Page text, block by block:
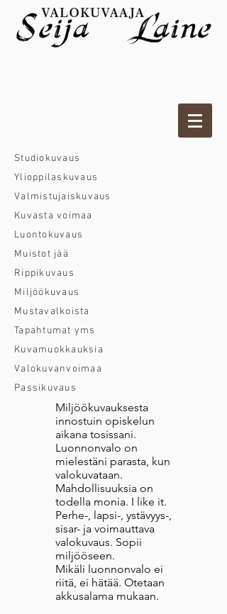
Studiokuvaus
Ylioppilaskuvaus
Valmistujaiskuvaus
Kuvasta voimaa
Luontokuvaus
Muistot jää
Rippikuvaus
Miljöökuvaus
Mustavalkoista
Tapahtumat yms
Kuvamuokkauksia
Valokuvanvoimaa
Passikuvaus
Miljöökuvauksesta
innostuin opiskelun
aikana tosissani.
Luonnonvalo on
mielestäni parasta, kun
valokuvataan.
Mahdollisuuksia on
todella monia. I like it.
Perhe-, lapsi-, ystävyys-,
sisar- ja voimauttava
valokuvaus. Sopii
miljööseen.
Mikäli luonnonvalo ei
riitä, ei hätää. Otetaan
akkusalama mukaan.